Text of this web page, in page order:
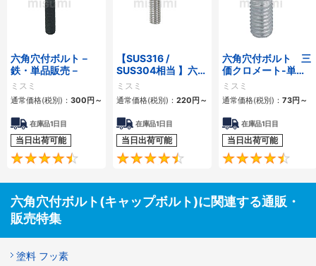
六角穴付ボルト－
鉄・単品販売－
ミスミ
通常価格(税別)： 300円 ～
在庫品1日目
当日出荷可能
4.5
【SUS316 /
SUS304相当 】六角
穴付ボルト ステンレ
ス
ミスミ
通常価格(税別)： 220円 ～
在庫品1日目
当日出荷可能
4.7
六角穴付ボルト 三
価クロメート-単
品・小箱-
ミスミ
通常価格(税別)： 73円 ～
在庫品1日目
当日出荷可能
六角穴付ボルト(キャップボルト)に関連する通販・
販売特集
塗料 フッ素